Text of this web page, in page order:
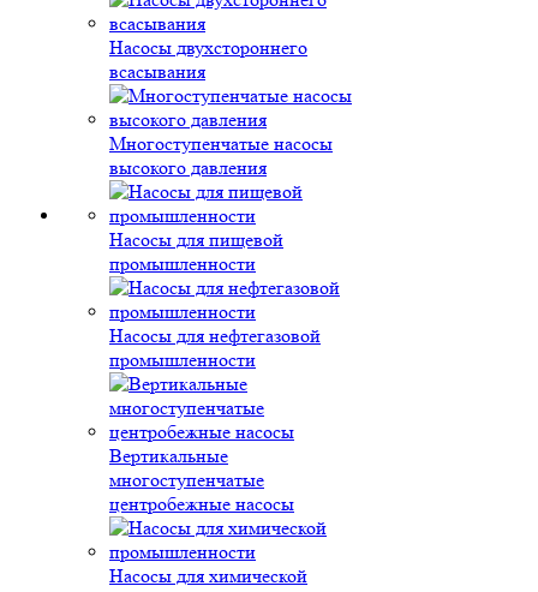
Насосы двухстороннего
всасывания
Многоступенчатые насосы
высокого давления
Насосы для пищевой
промышленности
Насосы для нефтегазовой
промышленности
Вертикальные
многоступенчатые
центробежные насосы
Насосы для химической